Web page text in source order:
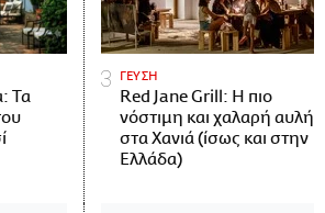
Τα
ΓΕΥΣΗ
Red Jane Grill: Η πιο
νόστιμη και χαλαρή αυλή
στα Χανιά (ίσως και στην
Ελλάδα)